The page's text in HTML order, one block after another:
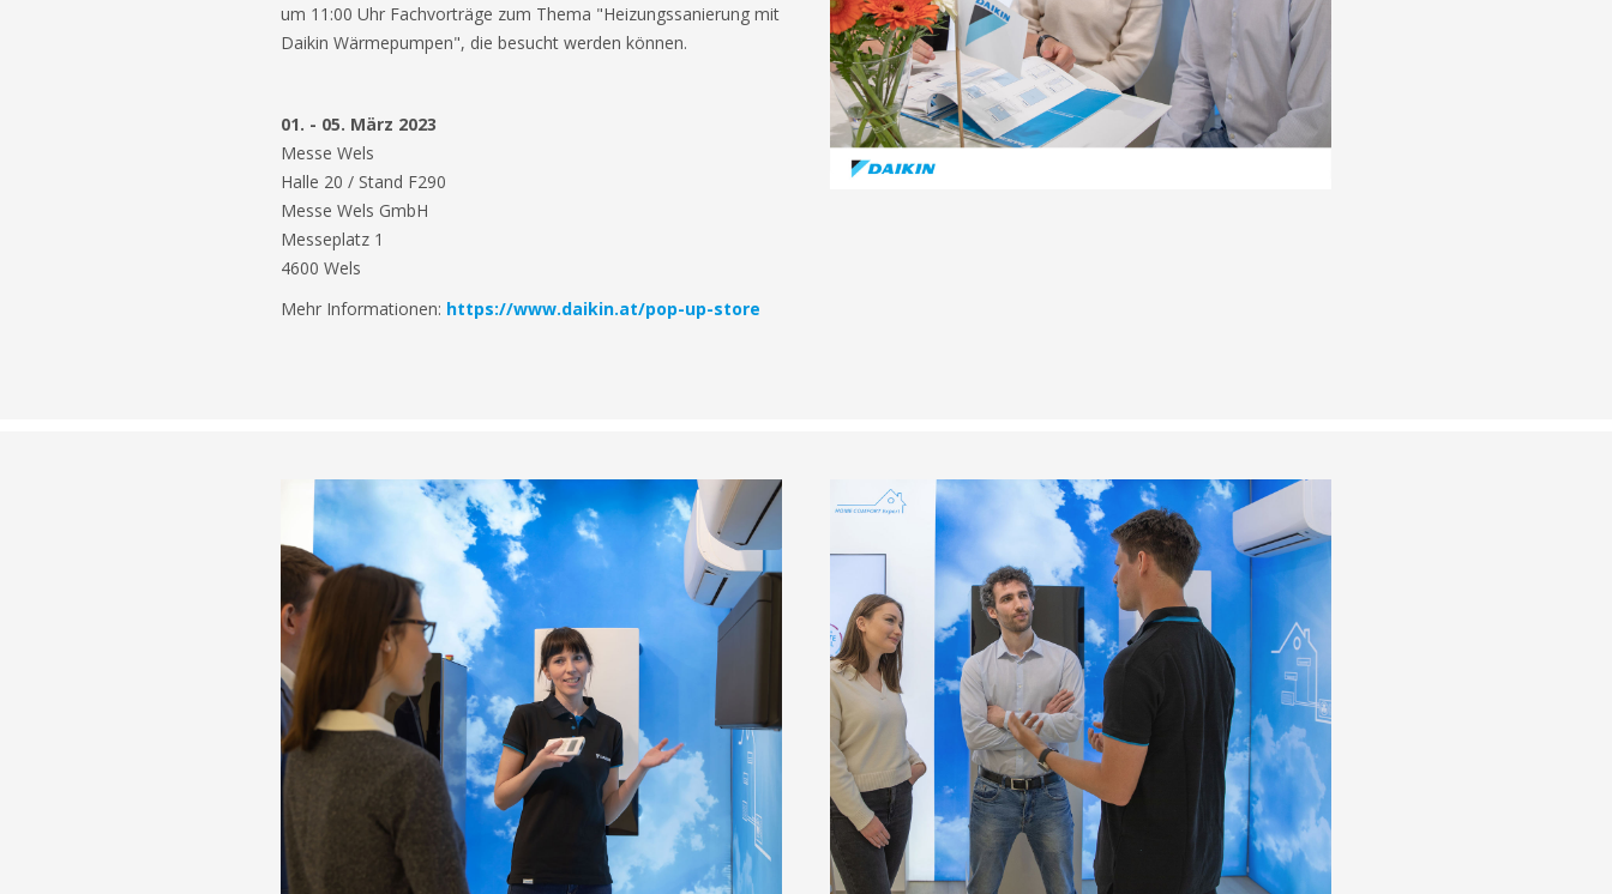
um 11:00 Uhr Fachvorträge zum Thema "Heizungssanierung mit
Daikin Wärmepumpen", die besucht werden können.
01. - 05. März 2023
Messe Wels
Halle 20 / Stand F290
Messe Wels GmbH
Messeplatz 1
4600 Wels
Mehr Informationen: https://www.daikin.at/pop-up-store